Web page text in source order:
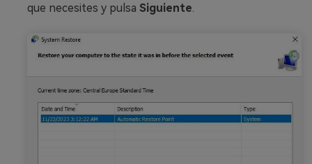
que necesites y pulsa Siguiente